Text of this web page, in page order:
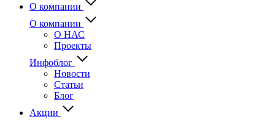
О компании
О компании
О НАС
Проекты
Инфоблог
Новости
Статьи
Блог
Акции